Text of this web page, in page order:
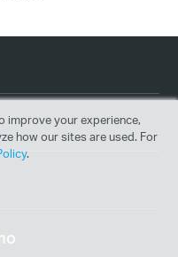
improve your experience,
how our sites are used. For
.